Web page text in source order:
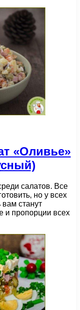
«Оливье»
салатов. Все
но у всех
станут
и пропорции всех